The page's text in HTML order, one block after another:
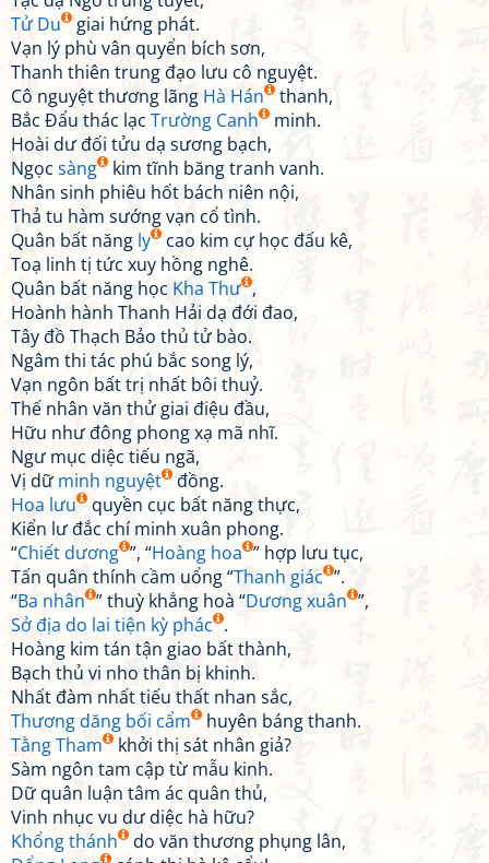
Tử Du
giai hứng phát.
Vạn lý phù vân quyển bích sơn,
Thanh thiên trung đạo lưu cô nguyệt.
Cô nguyệt thương lãng Hà Hán
thanh,
Bắc Đẩu thác lạc Trường Canh
minh.
Hoài dư đối tửu dạ sương bạch,
Ngọc sàng
kim tĩnh băng tranh vanh.
Nhân sinh phiêu hốt bách niên nội,
Thả tu hàm sướng vạn cổ tình.
Quân bất năng ly
cao kim cự học đấu kê,
Toạ linh tị tức xuy hồng nghê.
Quân bất năng học Kha Thư ,
Hoành hành Thanh Hải dạ đới đao,
Tây đồ Thạch Bảo thủ tử bào.
Ngâm thi tác phú bắc song lý,
Vạn ngôn bất trị nhất bôi thuỷ.
Thế nhân văn thử giai điệu đầu,
Hữu như đông phong xạ mã nhĩ.
Ngư mục diệc tiếu ngã,
Vị dữ minh nguyệt
đồng.
Hoa lưu
quyền cục bất năng thực,
Kiển lư đắc chí minh xuân phong.
“Chiết dương ”, “Hoàng hoa ” hợp lưu tục,
Tấn quân thính cầm uổng “Thanh giác ”.
“Ba nhân ” thuỳ khẳng hoà “Dương xuân ”,
Sở địa do lai tiện kỳ phác .
Hoàng kim tán tận giao bất thành,
Bạch thủ vi nho thân bị khinh.
Nhất đàm nhất tiếu thất nhan sắc,
Thương dăng bối cẩm
huyên báng thanh.
Tằng Tham
khởi thị sát nhân giả?
Sàm ngôn tam cập từ mẫu kinh.
Dữ quân luận tâm ác quân thủ,
Vinh nhục vu dư diệc hà hữu?
Khổng thánh
do văn thương phụng lân,